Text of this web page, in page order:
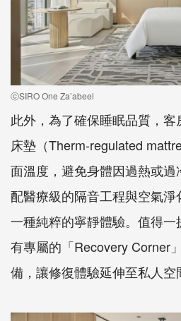
ⓒSIRO One Za’abeel
此外，為了確保睡眠品質，
床墊（Therm-regulated
面溫度，避免身體因過熱或
配醫療級的隔音工程與空氣
一種純粹的寧靜體驗。值得
有專屬的「Recovery Corner
備，讓修復體驗延伸至私人空